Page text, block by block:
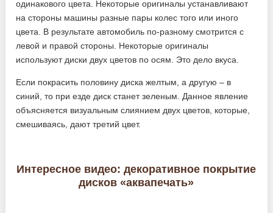
одинакового цвета. Некоторые оригиналы устанавливают
на стороны машины разные пары колес того или иного
цвета. В результате автомобиль по-разному смотрится с
левой и правой стороны. Некоторые оригиналы
используют диски двух цветов по осям. Это дело вкуса.
Если покрасить половину диска желтым, а другую – в
синий, то при езде диск станет зеленым. Данное явление
объясняется визуальным слиянием двух цветов, которые,
смешиваясь, дают третий цвет.
Интересное видео: декоративное покрытие
дисков «аквапечать»